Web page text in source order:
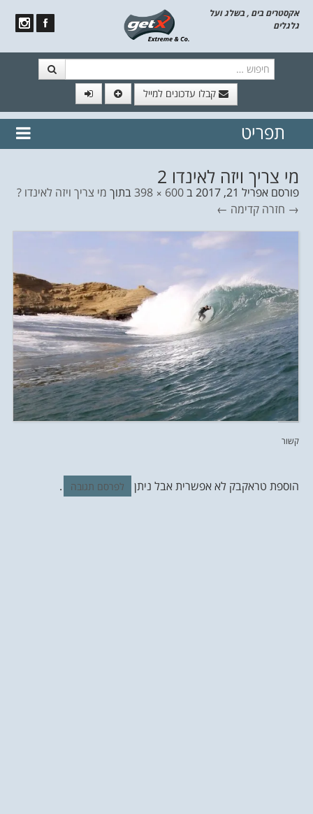
אקסטרים בים , בשלג ועל
גלגלים
קבלו עדכונים למייל
// הצטרף לרשימת תפוצה!
נשמח
תפריט
מי צריך ויזה לאינדו 2
פורסם אפריל 21, 2017 ב600 × 398 בתוך מי צריך ויזה לאינדו ?
→ חזרה קדימה ←
קשור
הוספת טראקבק לא אפשרית אבל ניתן לפרסם תגובה .